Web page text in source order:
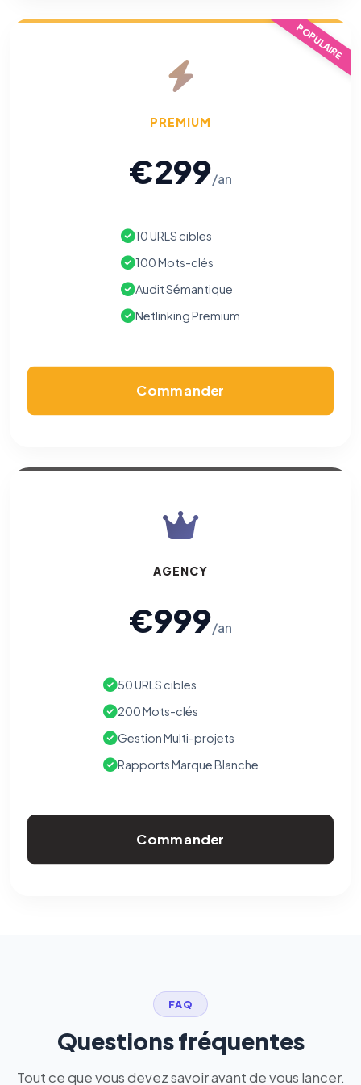
POPULAIRE
PREMIUM
€299/an
10 URLS cibles
100 Mots-clés
Audit Sémantique
Netlinking Premium
Commander
AGENCY
€999/an
50 URLS cibles
200 Mots-clés
Gestion Multi-projets
Rapports Marque Blanche
Commander
FAQ
Questions fréquentes
Tout ce que vous devez savoir avant de vous lancer.